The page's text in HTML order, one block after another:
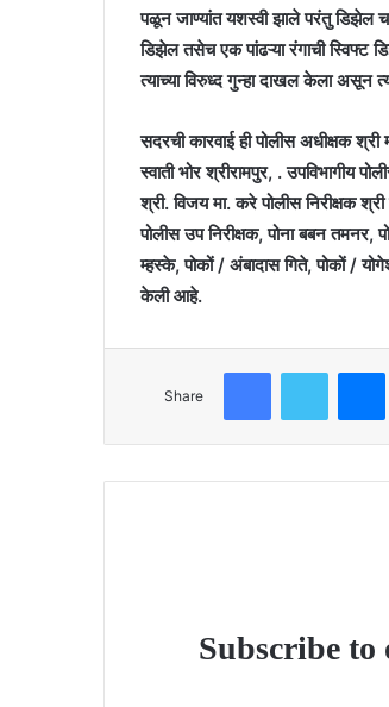
पळून जाण्यांत यशस्वी झाले परंतु डिझेल
डिझेल तसेच एक पांढऱ्या रंगाची स्विफ्ट
त्याच्या विरुध्द गुन्हा दाखल केला असून
सदरची कारवाई ही पोलीस अधीक्षक
स्वाती भोर श्रीरामपुर, . उपविभागीय
श्री. विजय मा. करे पोलीस निरीक्षक
पोलीस उप निरीक्षक, पोना बबन तमनर,
म्हस्के, पोकों / अंबादास गिते, पोकों /
केली आहे.
Share
FacebookTwitter
Subscribe